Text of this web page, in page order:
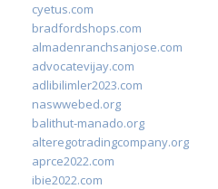
cyetus.com
bradfordshops.com
almadenranchsanjose.com
advocatevijay.com
adlibilimler2023.com
naswwebed.org
balithut-manado.org
alteregotradingcompany.org
aprce2022.com
ibie2022.com